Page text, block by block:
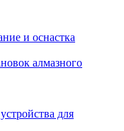
и оснастка
алмазного
для